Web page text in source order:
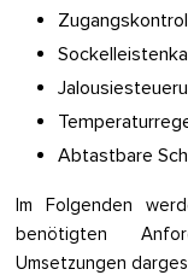
Abtastbare
Im Folgenden
benötigten
Umsetzungen